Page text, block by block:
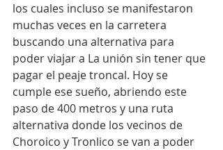
los cuales incluso se manifestaron
muchas veces en la carretera
buscando una alternativa para
poder viajar a La unión sin tener que
pagar el peaje troncal. Hoy se
cumple ese sueño, abriendo este
paso de 400 metros y una ruta
alternativa donde los vecinos de
Choroico y Tronlico se van a poder